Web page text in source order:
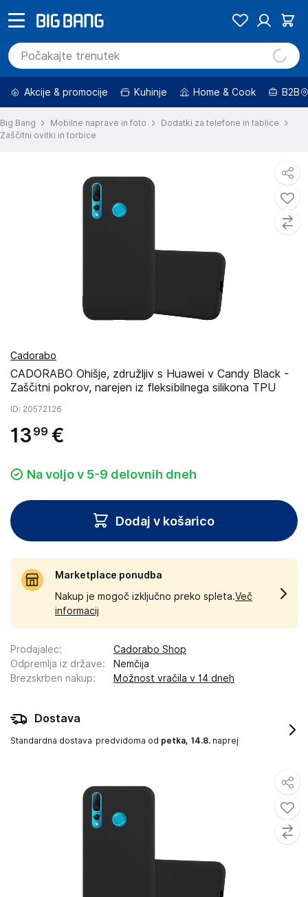
Akcije & promocije Kuhinje Home & Cook B2B
Big Bang Mobilne naprave in foto
Dodatki za telefone in tablice
Zaščitni ovitki in torbice
Cadorabo
CADORABO Ohišje, združljiv s Huawei v Candy Black -
Zaščitni pokrov, narejen iz fleksibilnega silikona TPU
ID: 20572126
13 99 €
Na voljo v 5-9 delovnih dneh
Dodaj v košarico
Marketplace ponudba
Nakup je mogoč izključno preko spleta.Več
informacij
Prodajalec:
Cadorabo Shop
Odpremlja iz države:
Nemčija
Brezskrben nakup: Možnost vračila v 14 dneh
Dostava
Standardna dostava predvidoma od petka, 14.8. naprej